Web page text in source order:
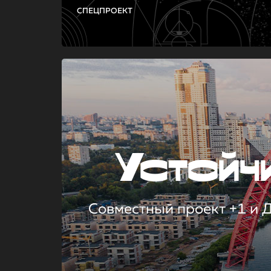
СПЕЦПРОЕКТ
Совместный проект +1 и